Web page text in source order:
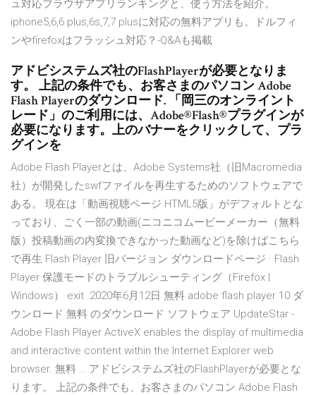
ュ対応ブラウザアプリランキングと、使う方法を紹介。
iphone5,6,6 plus,6s,7,7 plusに対応の無料アプリも。ドルフィ
ンやfirefoxはフラッシュ対応？-Q&Aも掲載
アドビシステムズ社のFlashPlayerが必要となりま
す。 上記の条件でも、お客さまのパソコン Adobe
Flash Playerのダウンロード. 「岡三のオンライント
レード」のご利用には、Adobe®Flash®プラグインが
必要になります。上のバナーをクリックして、プラ
グインを
Adobe Flash Playerとは、Adobe Systems社（旧Macromedia
社）が開発したswfファイルを再生するためのソフトウェアで
ある。 現在は「動画視聴ページ HTML5版」がデフォルトとな
っており、ごく一部の動画(ニコニコムービーメーカー（無料
版）投稿動画の内変換できなかった動画など)を除けばこちら
で再生 Flash Player 旧バージョン ダウンロードページ · Flash
Player 保護モードのトラブルシューティング（Firefox |
Windows） exit 2020年6月12日 無料 adobe flash player 10 ダ
ウンロード 無料 のダウンロード ソフトウェア UpdateStar -
Adobe Flash Player ActiveX enables the display of multimedia
and interactive content within the Internet Explorer web
browser. 無料 … アドビシステムズ社のFlashPlayerが必要とな
ります。 上記の条件でも、お客さまのパソコン Adobe Flash